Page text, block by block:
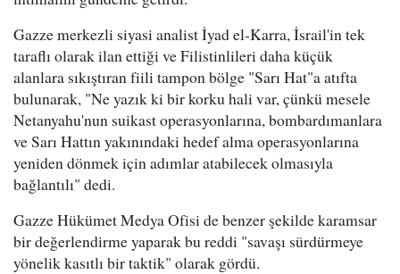
Gazze merkezli siyasi analist İyad el-Karra, İsrail'in tek
taraflı olarak ilan ettiği ve Filistinlileri daha küçük
alanlara sıkıştıran fiili tampon bölge "Sarı Hat"a atıfta
bulunarak, "Ne yazık ki bir korku hali var, çünkü mesele
Netanyahu'nun suikast operasyonlarına, bombardımanlara
ve Sarı Hattın yakınındaki hedef alma operasyonlarına
yeniden dönmek için adımlar atabilecek olmasıyla
bağlantılı" dedi.
Gazze Hükümet Medya Ofisi de benzer şekilde karamsar
bir değerlendirme yaparak bu reddi "savaşı sürdürmeye
yönelik kasıtlı bir taktik" olarak gördü.